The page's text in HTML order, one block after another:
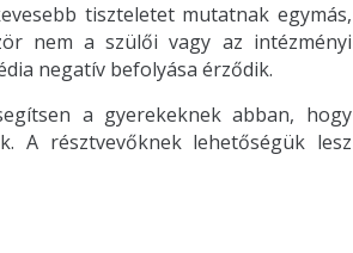
tiszteletet mutatnak egymás,
nem a szülői vagy az intézményi
negatív befolyása érződik.
a gyerekeknek abban, hogy
A résztvevőknek lehetőségük lesz